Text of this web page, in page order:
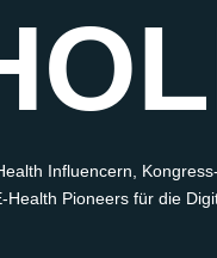
Influencern
Health Pioneers für die